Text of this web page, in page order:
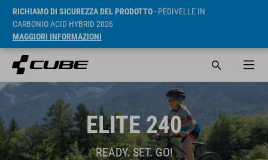
RICHIAMO DI SICUREZZA DEL PRODOTTO- PEDIVELLE IN
CARBONIO ACID HYBRID 2026
MAGGIORI INFORMAZIONI
ELITE 240
READY. SET. GO!